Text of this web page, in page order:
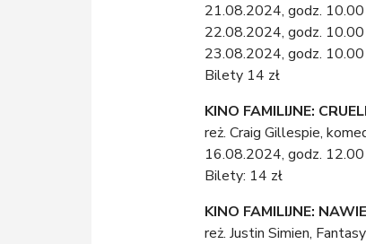
21.08.2024, godz. 10.00
22.08.2024, godz. 10.00
23.08.2024, godz. 10.00
Bilety 14 zł
KINO FAMILIJNE:
reż. Craig Gillespie,
16.08.2024, godz. 12.00
Bilety: 14 zł
KINO FAMILIJNE:
reż. Justin Simien,